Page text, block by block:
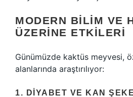
MODERN BILIM VE
ÜZERINE ETKILERI
Günümüzde kaktüs meyvesi,
alanlarında araştırılıyor:
1. DIYABET VE KAN